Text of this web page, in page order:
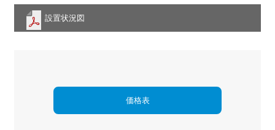
設置状況図
価格表